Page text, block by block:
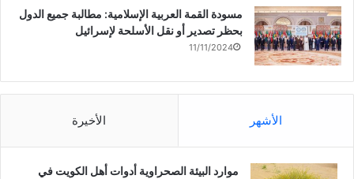
مسودة القمة العربية الإسلامية: مطالبة جميع الدول
بحظر تصدير أو نقل الأسلحة لإسرائيل
11/11/2024
الأشهر الأخيرة
موارد البيئة الصحراوية أدوات أهل الكويت في